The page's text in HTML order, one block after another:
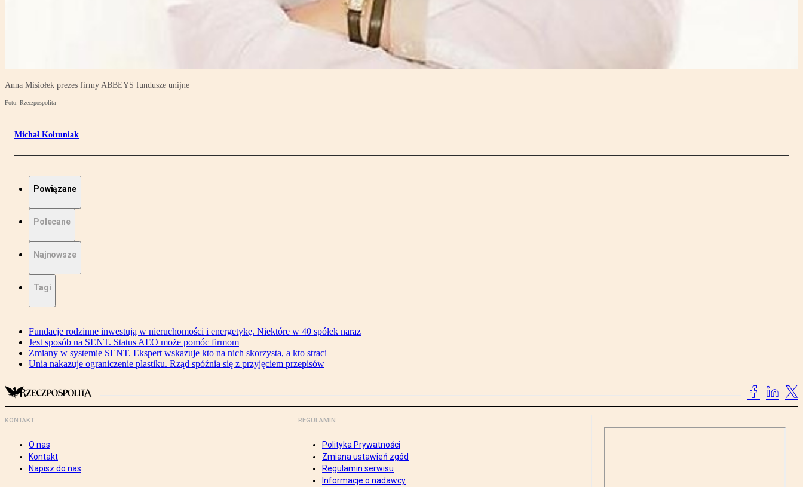
Anna Misiołek prezes firmy ABBEYS fundusze unijne
Foto: Rzeczpospolita
Michał Kołtuniak
Powiązane
Polecane
Najnowsze
Tagi
Fundacje rodzinne inwestują w nieruchomości i energetykę. Niektóre w 40 spółek naraz
Jest sposób na SENT. Status AEO może pomóc firmom
Zmiany w systemie SENT. Ekspert wskazuje kto na nich skorzysta, a kto straci
Unia nakazuje ograniczenie plastiku. Rząd spóźnia się z przyjęciem przepisów
KONTAKT
O nas
Kontakt
Napisz do nas
REGULAMIN
Polityka Prywatności
Zmiana ustawień zgód
Regulamin serwisu
Informacje o nadawcy